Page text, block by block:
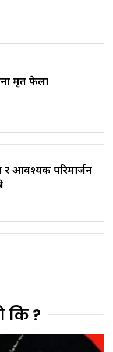
मृत फेला
र आवश्यक परिमार्जन
कि ?